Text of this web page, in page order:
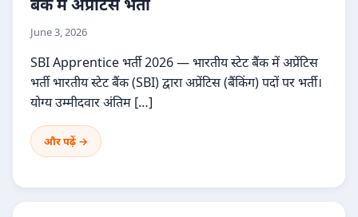
बैंक में अप्रेंटिस भर्ती
June 3, 2026
SBI Apprentice भर्ती 2026 — भारतीय स्टेट बैंक में अप्रेंटिस
भर्ती भारतीय स्टेट बैंक (SBI) द्वारा अप्रेंटिस (बैंकिंग) पदों पर भर्ती।
योग्य उम्मीदवार अंतिम […]
और पढ़ें →